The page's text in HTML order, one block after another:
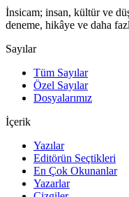
İnsicam; insan, kültür ve
deneme, hikâye ve daha
Sayılar
Tüm Sayılar
Özel Sayılar
Dosyalarımız
İçerik
Yazılar
Editörün Seçtikleri
En Çok Okunanlar
Yazarlar